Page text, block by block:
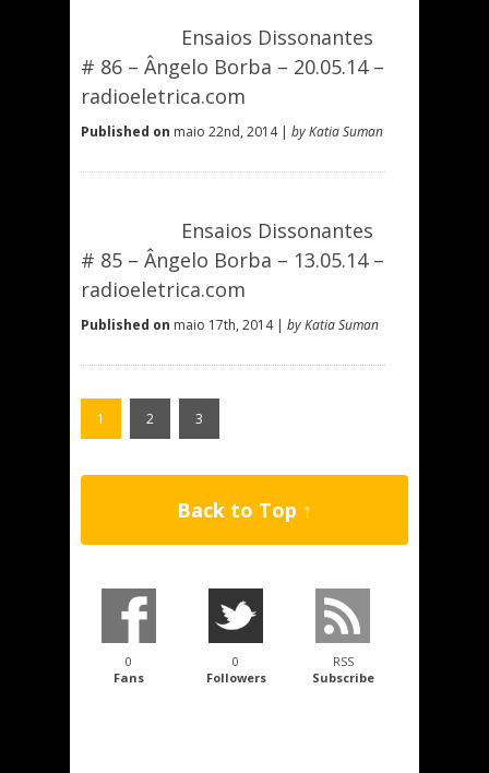
Ensaios Dissonantes
# 86 – Ângelo Borba – 20.05.14 –
radioeletrica.com
Published on maio 22nd, 2014 | by Katia Suman
Ensaios Dissonantes
# 85 – Ângelo Borba – 13.05.14 –
radioeletrica.com
Published on maio 17th, 2014 | by Katia Suman
1 2 3
Back to Top ↑
0
Fans
0
Followers
RSS
Subscribe